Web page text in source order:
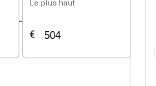
-
Le plus haut
€